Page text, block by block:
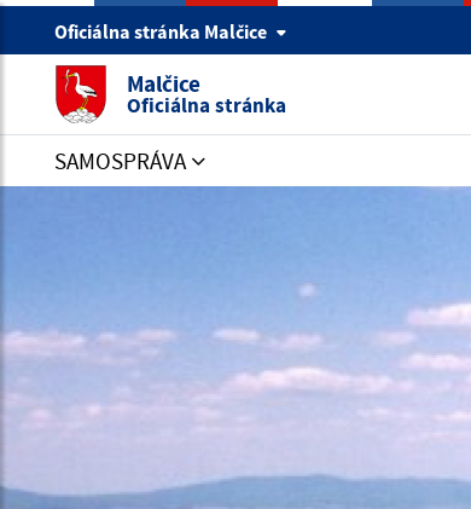
Oficiálna stránka Malčice
Malčice
Oficiálna stránka
SAMOSPRÁVA